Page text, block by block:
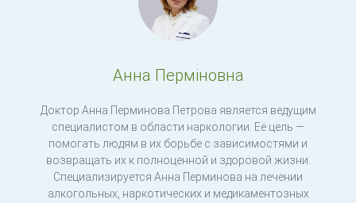
Анна Перміновна
Доктор Анна Перминова Петрова является ведущим
специалистом в области наркологии. Её цель —
помогать людям в их борьбе с зависимостями и
возвращать их к полноценной и здоровой жизни.
Специализируется Анна Перминова на лечении
алкогольных, наркотических и медикаментозных